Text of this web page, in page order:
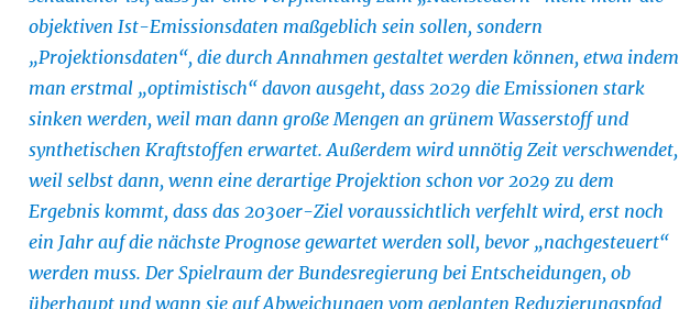
objektiven Ist-Emissionsdaten maßgeblich sein sollen, sondern
„Projektionsdaten“, die durch Annahmen gestaltet werden können, etwa indem
man erstmal „optimistisch“ davon ausgeht, dass 2029 die Emissionen stark
sinken werden, weil man dann große Mengen an grünem Wasserstoff und
synthetischen Kraftstoffen erwartet. Außerdem wird unnötig Zeit verschwendet,
weil selbst dann, wenn eine derartige Projektion schon vor 2029 zu dem
Ergebnis kommt, dass das 2030er-Ziel voraussichtlich verfehlt wird, erst noch
ein Jahr auf die nächste Prognose gewartet werden soll, bevor „nachgesteuert“
werden muss. Der Spielraum der Bundesregierung bei Entscheidungen, ob
überhaupt und wann sie auf Abweichungen vom geplanten Reduzierungspfad